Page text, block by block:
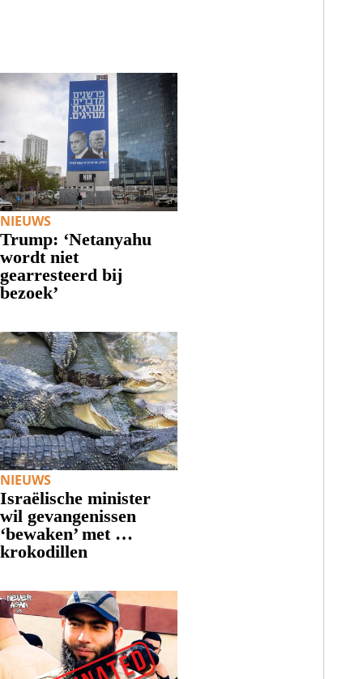
NIEUWS
Trump: ‘Netanyahu
wordt niet
gearresteerd bij
bezoek’
NIEUWS
Israëlische minister
wil gevangenissen
‘bewaken’ met …
krokodillen